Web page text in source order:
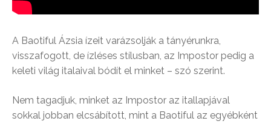
A Baotiful Ázsia ízeit varázsolják a tányérunkra,
visszafogott, de ízléses stílusban, az Impostor pedig a
keleti világ italaival bódít el minket – szó szerint.
Nem tagadjuk, minket az Impostor az itallapjával
sokkal jobban elcsábított, mint a Baotiful az egyébként